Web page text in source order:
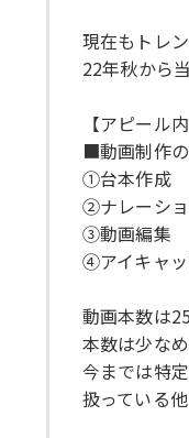
現在もトレ
22年秋から
【アピール内
■動画制作
①台本作成
②ナレーショ
③動画編集
④アイキャ
動画本数は
本数は少な
今までは特
扱っている